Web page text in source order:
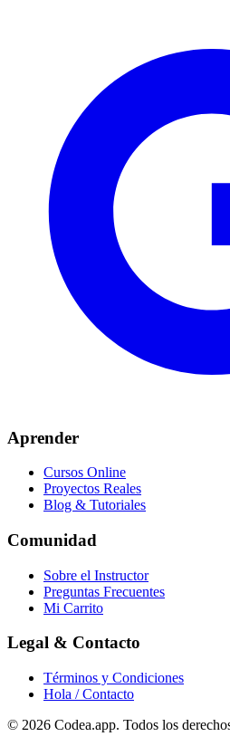
Aprender
Cursos Online
Proyectos Reales
Blog & Tutoriales
Comunidad
Sobre el Instructor
Preguntas Frecuentes
Mi Carrito
Legal & Contacto
Términos y Condiciones
Hola / Contacto
© 2026 Codea.app. Todos los